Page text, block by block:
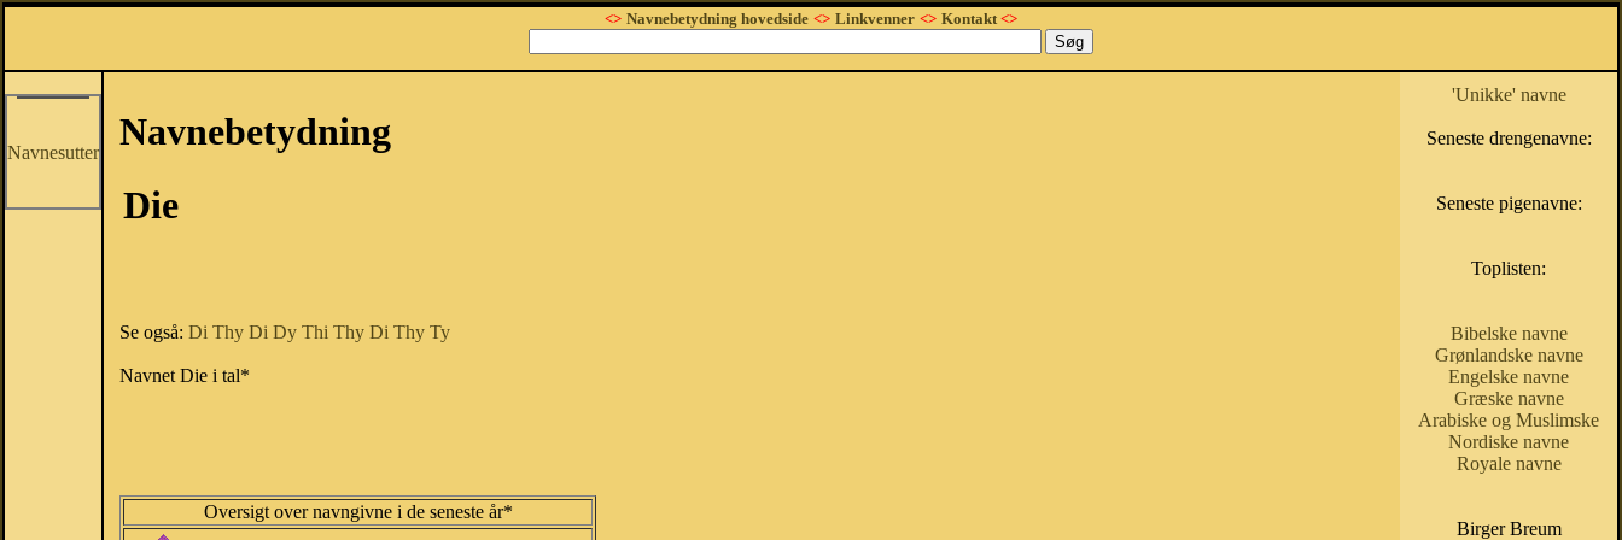
<> Navnebetydning hovedside <> Linkvenner <> Kontakt<>
Navnesutter
Navnebetydning
Die
Se også: Di Thy Di Dy Thi Thy Di Thy Ty
Navnet Die i tal*
Oversigt over navngivne i de seneste år*
'Unikke' navne
Seneste drengenavne:
Seneste pigenavne:
Toplisten:
Bibelske navne
Grønlandske navne
Engelske navne
Græske navne
Arabiske og Muslimske
Nordiske navne
Royale navne
Birger Breum